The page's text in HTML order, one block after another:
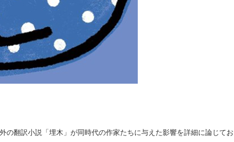
翻訳小説「埋木」が同時代の作家たちに与えた影響を詳細に論じてお